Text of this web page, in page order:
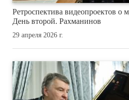
Ретроспектива видеопроектов о
День второй. Рахманинов
29 апреля 2026 г.